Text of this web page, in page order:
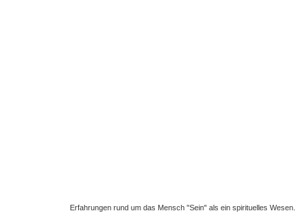
Erfahrungen rund um das Mensch "Sein" als ein spirituelles Wesen...